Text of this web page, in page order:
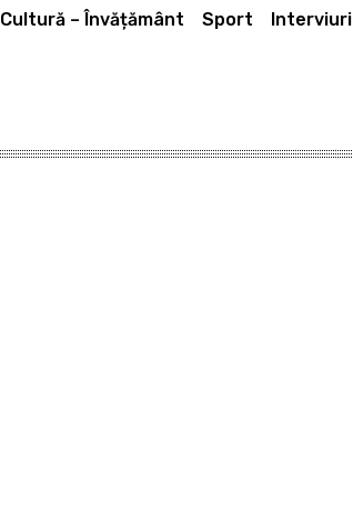
Cultură – Învățământ Sport Interviuri